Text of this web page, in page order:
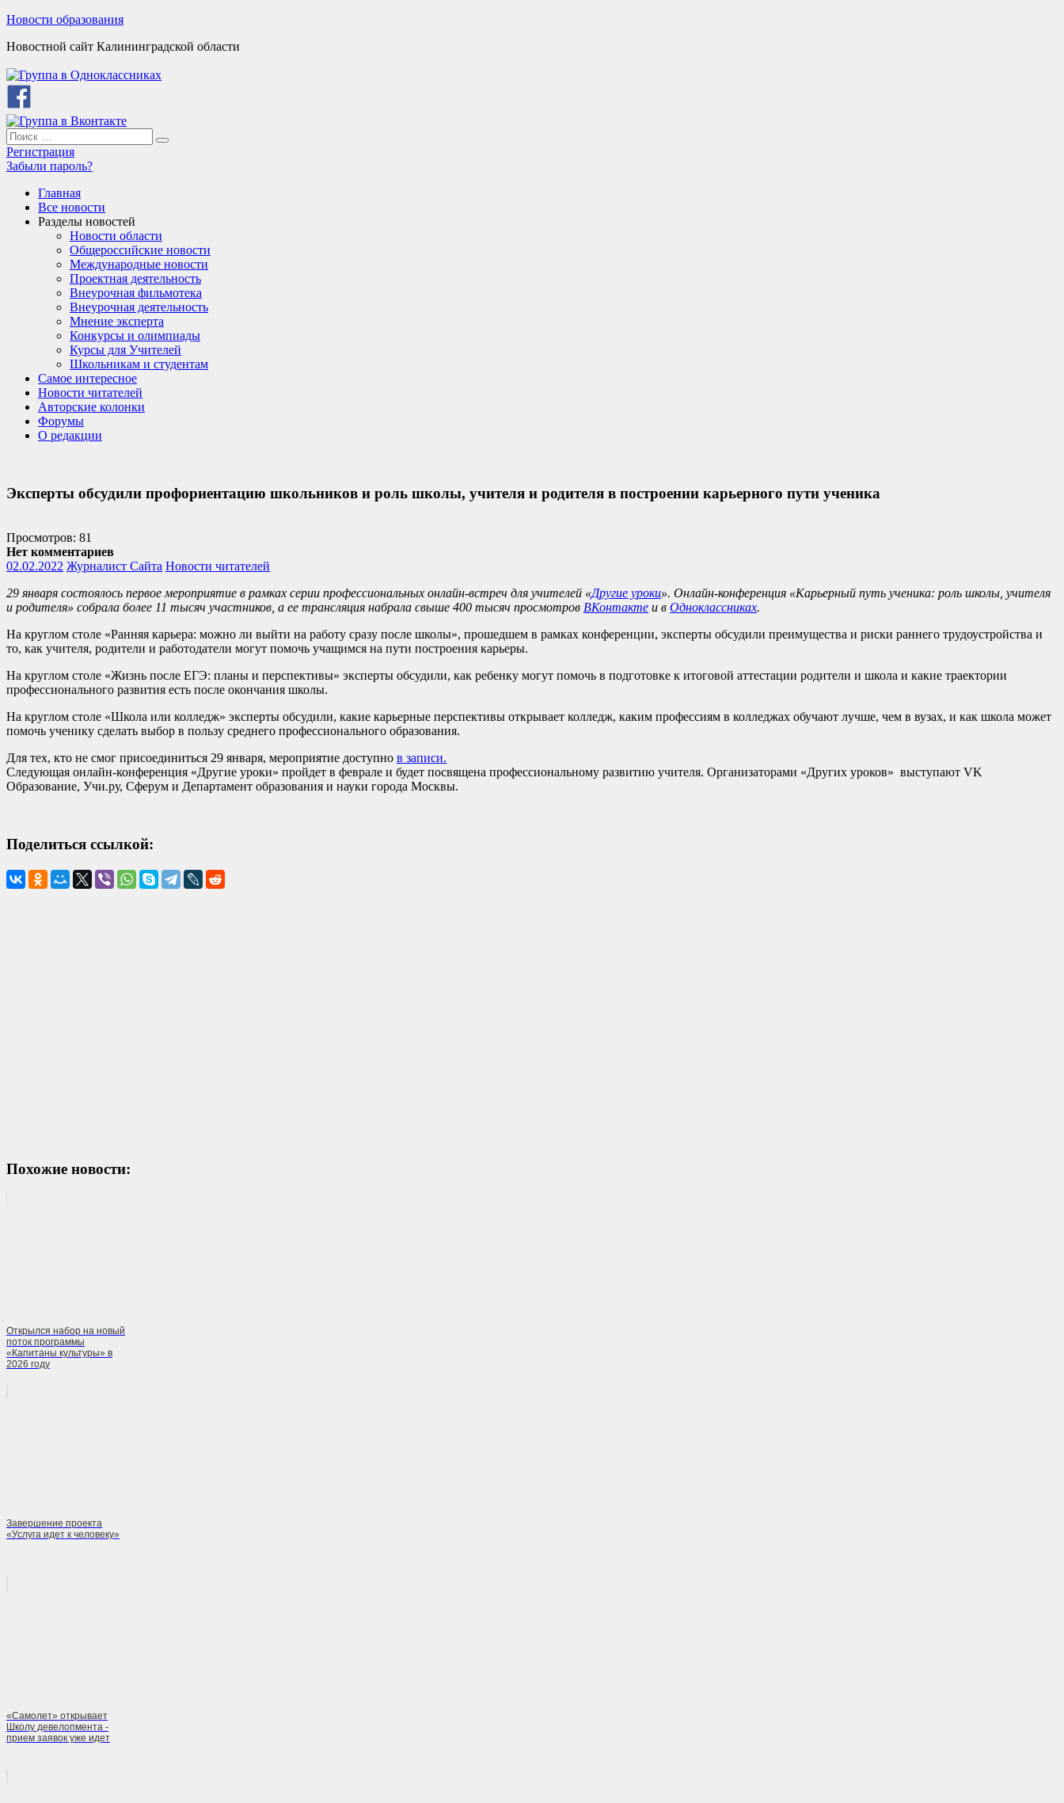
Skip
content
Новости образования
Новостной сайт Калининградской области
Search
for:
Search
Регистрация
Забыли пароль?
Главная
Все новости
Разделы новостей
Новости области
Общероссийские новости
Международные новости
Проектная деятельность
Внеурочная фильмотека
Внеурочная деятельность
Мнение эксперта
Конкурсы и олимпиады
Курсы для Учителей
Школьникам и студентам
Самое интересное
Новости читателей
Авторские колонки
Форумы
О редакции
Эксперты обсудили профориентацию школьников и роль школы, учителя и родителя в построении карьерного пути ученика
Просмотров: 81
Нет комментариев
02.02.2022 Журналист Сайта Новости читателей
29 января состоялось первое мероприятие в рамках серии профессиональных онлайн-встреч для учителей «Другие уроки». Онлайн-конференция «Карьерный путь ученика: роль школы, учителя
и родителя» собрала более 11 тысяч участников, а ее трансляция набрала свыше 400 тысяч просмотров ВКонтакте и в Одноклассниках.
На круглом столе «Ранняя карьера: можно ли выйти на работу сразу после школы», прошедшем в рамках конференции, эксперты обсудили преимущества и риски раннего трудоустройства и
то, как учителя, родители и работодатели могут помочь учащимся на пути построения карьеры.
На круглом столе «Жизнь после ЕГЭ: планы и перспективы» эксперты обсудили, как ребенку могут помочь в подготовке к итоговой аттестации родители и школа и какие траектории
профессионального развития есть после окончания школы.
На круглом столе «Школа или колледж» эксперты обсудили, какие карьерные перспективы открывает колледж, каким профессиям в колледжах обучают лучше, чем в вузах, и как школа может
помочь ученику сделать выбор в пользу среднего профессионального образования.
Для тех, кто не смог присоединиться 29 января, мероприятие доступно в записи.
Следующая онлайн-конференция «Другие уроки» пройдет в феврале и будет посвящена профессиональному развитию учителя. Организаторами «Других уроков» выступают VK
Образование, Учи.ру, Сферум и Департамент образования и науки города Москвы.
Поделиться ссылкой:
Похожие новости:
Открылся набор на новый
поток программы
«Капитаны культуры» в
2026 году
Завершение проекта
«Услуга идет к человеку»
«Самолет» открывает
Школу девелопмента -
прием заявок уже идет